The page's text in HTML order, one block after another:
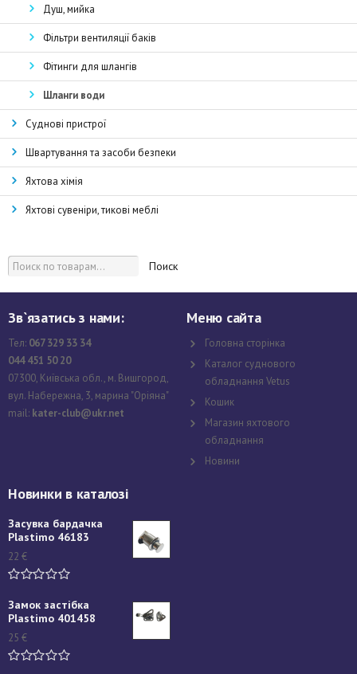
Душ, мийка
Фільтри вентиляції баків
Фітинги для шлангів
Шланги води
Суднові пристрої
Швартування та засоби безпеки
Яхтова хімія
Яхтові сувеніри, тикові меблі
Поиск
Зв`язатись з нами:
Тел: 067 329 33 34
044 451 50 20
07300, Київська обл., м. Вишгород,
вул. Набережна, 3, марина "Оріяна"
mail: kater-club@ukr.net
Меню сайта
Головна сторінка
Каталог суднового
обладнання Vetus
Кошик
Магазин яхтового
обладнання
Новини
Новинки в каталозі
Засувка бардачка
Plastimo 46183
22 €
Замок застібка
Plastimo 401458
25 €